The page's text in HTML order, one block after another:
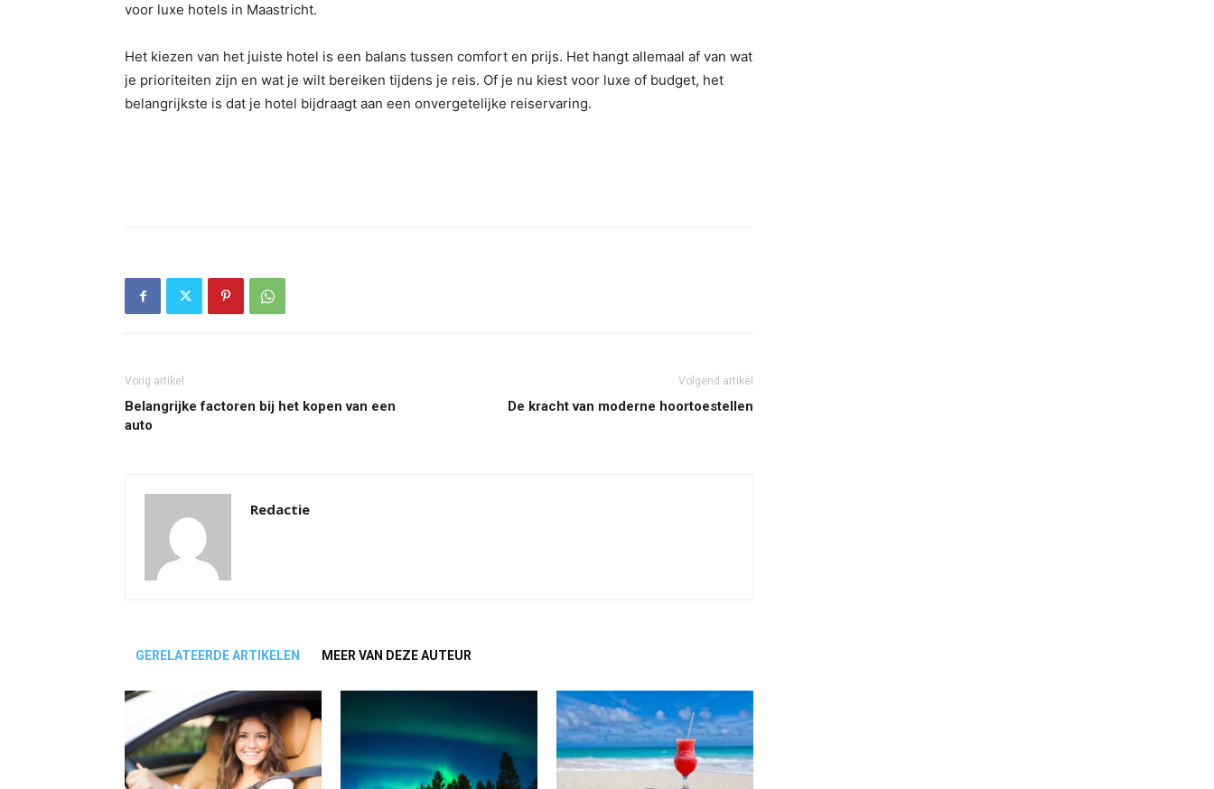
voor luxe hotels in Maastricht.
Het kiezen van het juiste hotel is een balans tussen comfort en prijs. Het hangt allemaal af van wat
je prioriteiten zijn en wat je wilt bereiken tijdens je reis. Of je nu kiest voor luxe of budget, het
belangrijkste is dat je hotel bijdraagt aan een onvergetelijke reiservaring.
Vorig artikel
Belangrijke factoren bij het kopen van een
auto
Volgend artikel
De kracht van moderne hoortoestellen
Redactie
GERELATEERDE ARTIKELEN MEER VAN DEZE AUTEUR